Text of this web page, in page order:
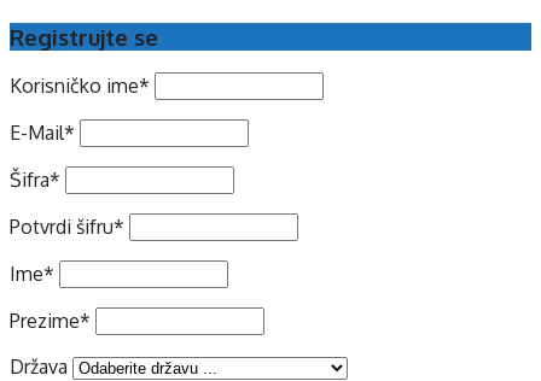
Registrujte se
Korisničko ime*
E-Mail*
Šifra*
Potvrdi šifru*
Ime*
Prezime*
Država